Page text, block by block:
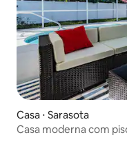
Casa ⋅ Sarasota
Casa moderna com